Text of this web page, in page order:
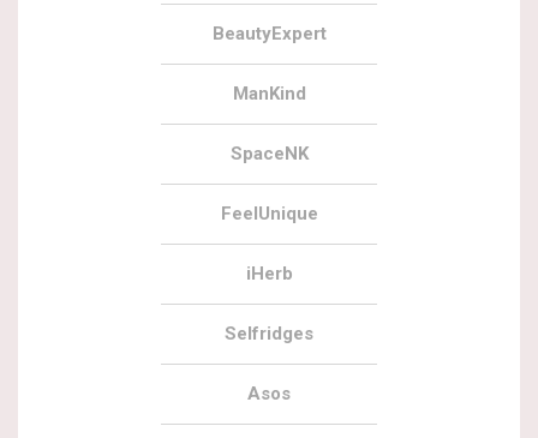
BeautyExpert
ManKind
SpaceNK
FeelUnique
iHerb
Selfridges
Asos